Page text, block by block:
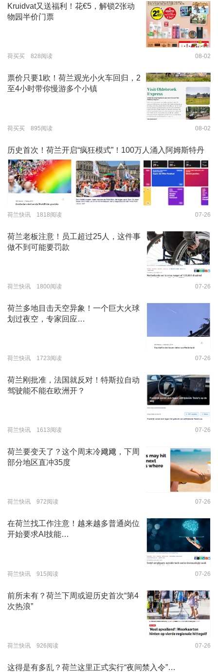
Kruidvat又送福利！花€5，解锁2张动
物园半价门票
荷买买 828阅读 08-02
票价只要1欧！荷兰观光小火车回归，2
至4小时带你慢游多个小镇
荷买买 895阅读 08-02
历史首次！荷兰开启“疯狂模式”！100万人涌入阿姆斯特丹
荷兰快讯 1818阅读 07-26
荷兰老板注意！员工超过25人，这件事
做不到可能要罚款
荷兰快讯 1800阅读 07-26
荷兰多地目击天空异象！一个巨大火球
划过夜空，专家回应…
荷兰快讯 1723阅读 07-26
荷兰刚批准，法国就反对！特斯拉自动
驾驶能不能在欧洲开？
荷兰快讯 1613阅读 07-26
荷兰要变天了？这个周末冷飕飕，下周
部分地区直冲35度
荷兰快讯 972阅读 07-26
在荷兰找工作注意！越来越多普通岗位
开始要求AI技能…
荷兰快讯 915阅读 07-26
前所未有？荷兰下周或迎历史首次“第4
次热浪”
荷兰快讯 926阅读 07-26
这得是有多乱？荷兰这里正式实行“夜间禁入令”…